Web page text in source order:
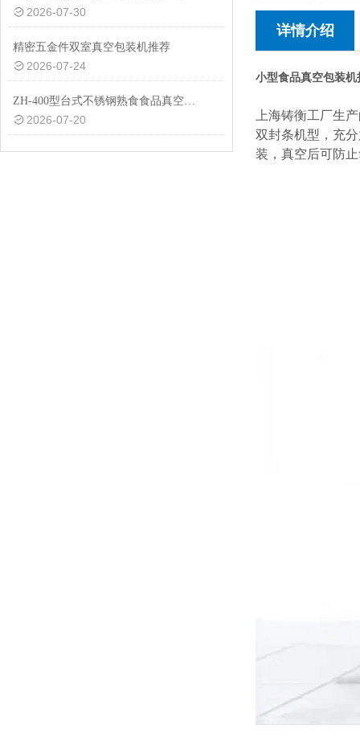
2026-07-30
精密五金件双室真空包装机推荐
2026-07-24
ZH-400型台式不锈钢熟食食品真空包装机设备
2026-07-20
详情介绍
小型食品真空包装机
上海铸衡工厂生
双封条机型，充
装，真空后可防